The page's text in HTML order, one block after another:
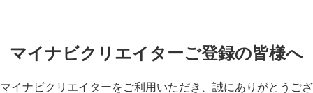
マイナビクリエイターご登録の皆様へ
イナビクリエイターをご利用いただき、誠にありがとうご